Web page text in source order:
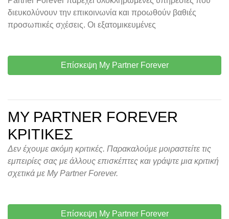
διευκολύνουν την επικοινωνία και προωθούν βαθιές
προσωπικές σχέσεις. Οι εξατομικευμένες
Επίσκεψη My Partner Forever
MY PARTNER FOREVER
ΚΡΙΤΙΚΈΣ
Δεν έχουμε ακόμη κριτικές. Παρακαλούμε μοιραστείτε τις
εμπειρίες σας με άλλους επισκέπτες και γράψτε μια κριτική
σχετικά με My Partner Forever.
Επίσκεψη My Partner Forever